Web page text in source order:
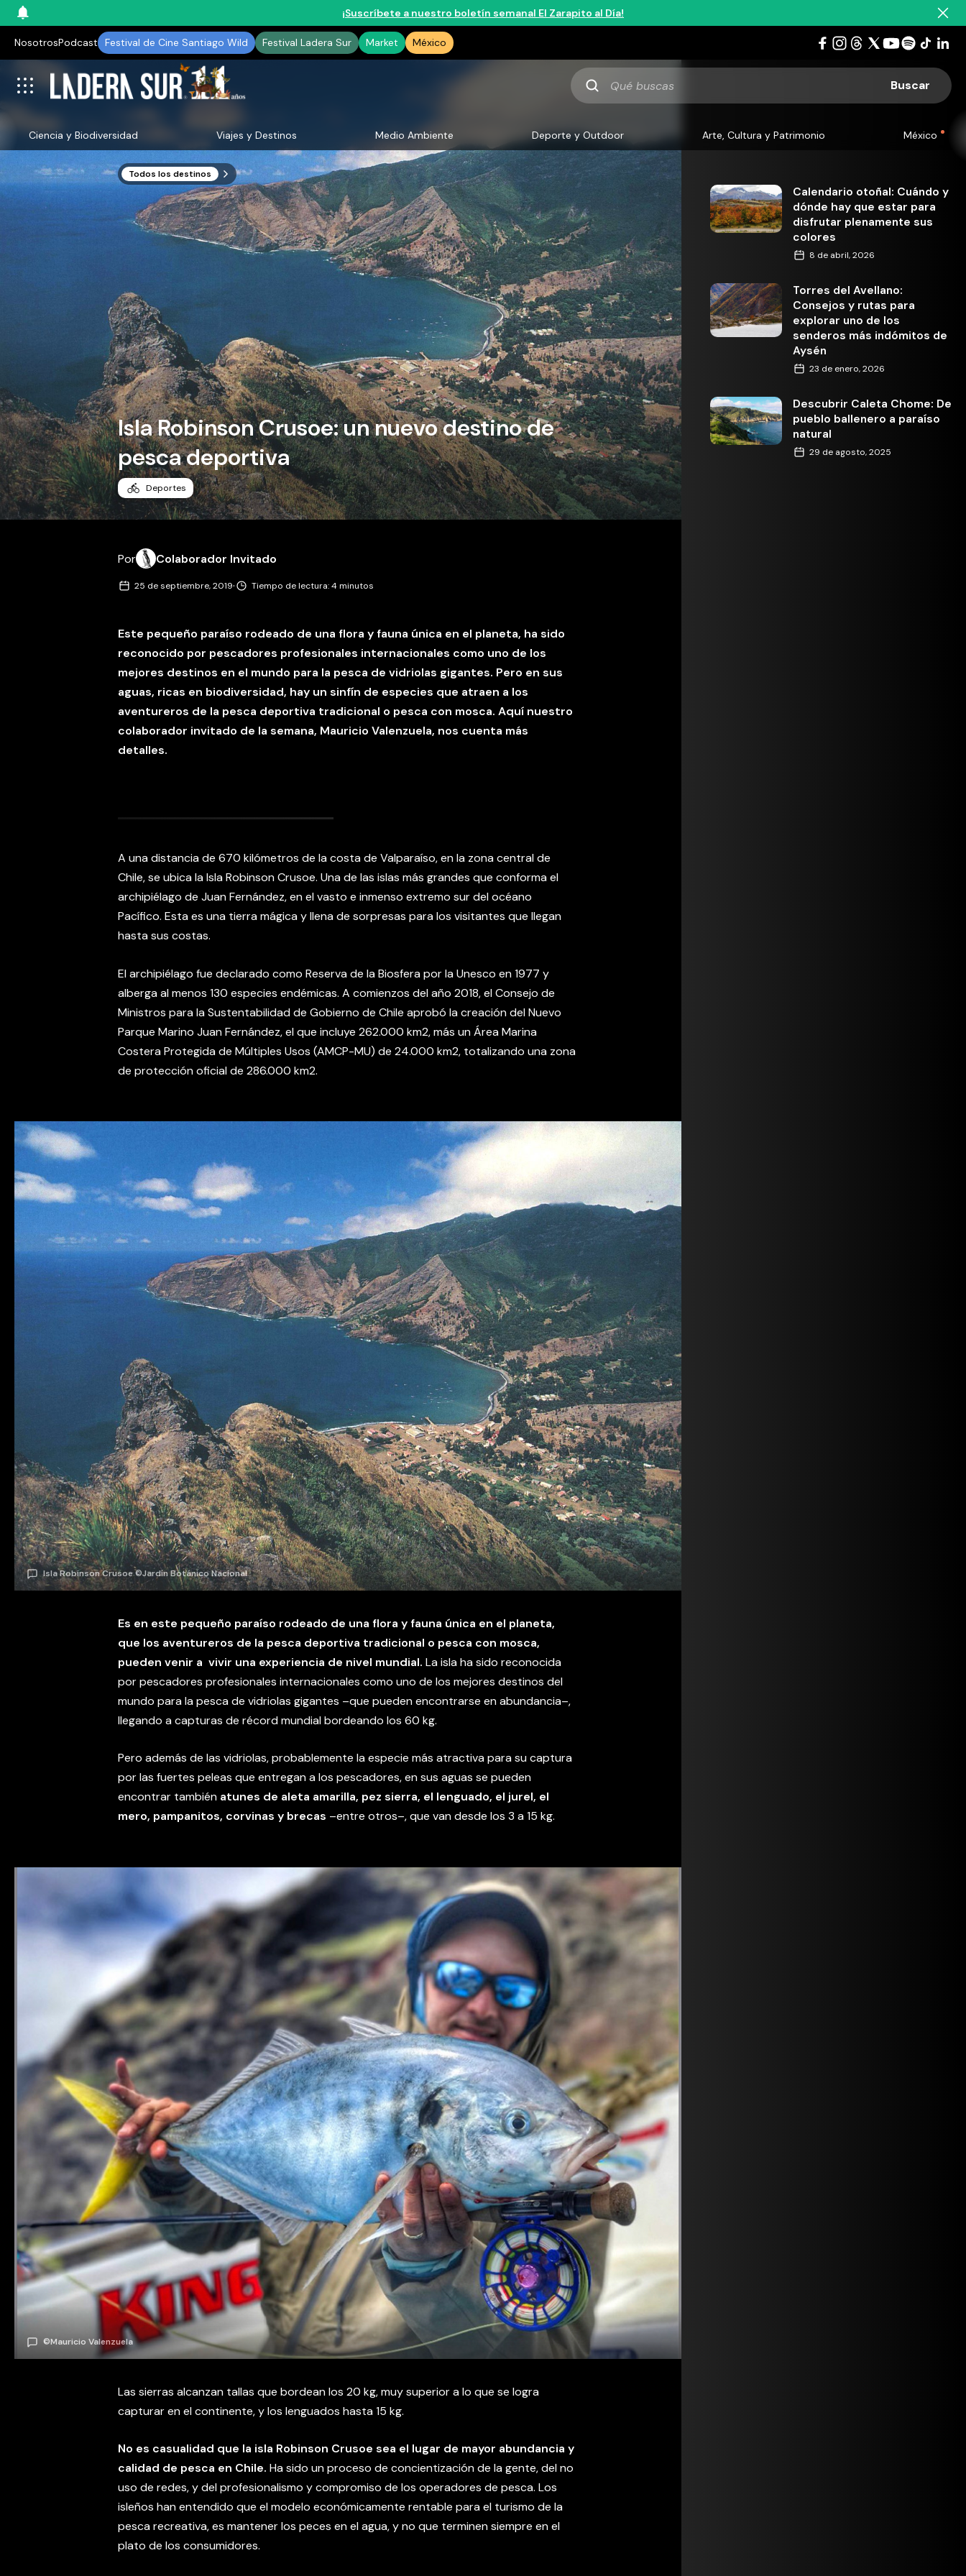
¡Suscríbete a nuestro boletín semanal El Zarapito al Día!
NosotrosPodcast Festival de Cine Santiago Wild Festival Ladera Sur Market México
Qué
buscas
Ciencia y Biodiversidad Viajes y Destinos Medio Ambiente Deporte y Outdoor Arte, Cultura y Patrimonio México
Todos los destinos
Isla Robinson Crusoe: un nuevo destino de
pesca deportiva
Deportes
Por Colaborador Invitado
25 de septiembre, 2019· Tiempo de lectura: 4 minutos
Este pequeño paraíso rodeado de una flora y fauna única en el planeta, ha sido
reconocido por pescadores profesionales internacionales como uno de los
mejores destinos en el mundo para la pesca de vidriolas gigantes. Pero en sus
aguas, ricas en biodiversidad, hay un sinfín de especies que atraen a los
aventureros de la pesca deportiva tradicional o pesca con mosca. Aquí nuestro
colaborador invitado de la semana, Mauricio Valenzuela, nos cuenta más
detalles.
A una distancia de 670 kilómetros de la costa de Valparaíso, en la zona central de
Chile, se ubica la Isla Robinson Crusoe. Una de las islas más grandes que conforma el
archipiélago de Juan Fernández, en el vasto e inmenso extremo sur del océano
Pacífico. Esta es una tierra mágica y llena de sorpresas para los visitantes que llegan
hasta sus costas.
El archipiélago fue declarado como Reserva de la Biosfera por la Unesco en 1977 y
alberga al menos 130 especies endémicas. A comienzos del año 2018, el Consejo de
Ministros para la Sustentabilidad de Gobierno de Chile aprobó la creación del Nuevo
Parque Marino Juan Fernández, el que incluye 262.000 km2, más un Área Marina
Costera Protegida de Múltiples Usos (AMCP-MU) de 24.000 km2, totalizando una zona
de protección oficial de 286.000 km2.
Isla Robinson Crusoe ©Jardín Botánico Nacional
Es en este pequeño paraíso rodeado de una flora y fauna única en el planeta,
que los aventureros de la pesca deportiva tradicional o pesca con mosca,
pueden venir a vivir una experiencia de nivel mundial. La isla ha sido reconocida
por pescadores profesionales internacionales como uno de los mejores destinos del
mundo para la pesca de vidriolas gigantes –que pueden encontrarse en abundancia–,
llegando a capturas de récord mundial bordeando los 60 kg.
Pero además de las vidriolas, probablemente la especie más atractiva para su captura
por las fuertes peleas que entregan a los pescadores, en sus aguas se pueden
encontrar también atunes de aleta amarilla, pez sierra, el lenguado, el jurel, el
mero, pampanitos, corvinas y brecas –entre otros–, que van desde los 3 a 15 kg.
©Mauricio Valenzuela
Las sierras alcanzan tallas que bordean los 20 kg, muy superior a lo que se logra
capturar en el continente, y los lenguados hasta 15 kg.
No es casualidad que la isla Robinson Crusoe sea el lugar de mayor abundancia y
calidad de pesca en Chile. Ha sido un proceso de concientización de la gente, del no
uso de redes, y del profesionalismo y compromiso de los operadores de pesca. Los
isleños han entendido que el modelo económicamente rentable para el turismo de la
pesca recreativa, es mantener los peces en el agua, y no que terminen siempre en el
plato de los consumidores.
Calendario otoñal: Cuándo y
dónde hay que estar para
disfrutar plenamente sus
colores
8 de abril, 2026
Torres del Avellano:
Consejos y rutas para
explorar uno de los
senderos más indómitos de
Aysén
23 de enero, 2026
Descubrir Caleta Chome: De
pueblo ballenero a paraíso
natural
29 de agosto, 2025